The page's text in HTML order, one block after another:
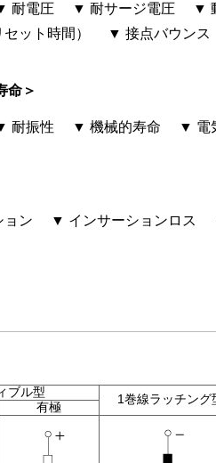
耐電圧 ▼ 耐サージ電圧
▼
ット時間）
▼ 接点バウンス
命＞
耐振性 ▼ 機械的寿命 ▼ 電
ョン ▼ インサーションロス
ブル型
1巻線ラッチング
有極